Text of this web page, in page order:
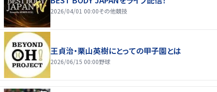
2026/04/01 00:00その他競技
王貞治・栗山英樹にとっての甲子園とは
2026/06/15 00:00野球